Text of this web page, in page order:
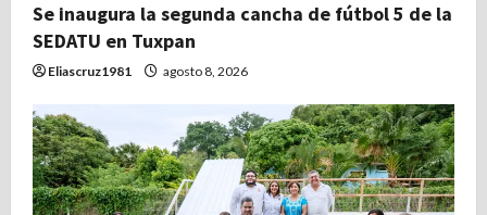
Se inaugura la segunda cancha de fútbol 5 de la
SEDATU en Tuxpan
Eliascruz1981 agosto 8, 2026